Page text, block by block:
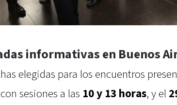
informativas en Buenos
elegidas para los encuentros
sesiones a las 10 y 13 horas, y el